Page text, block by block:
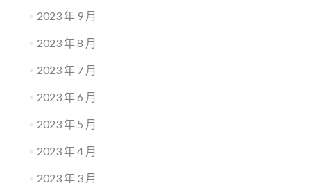
2023 年 9 月
2023 年 8 月
2023 年 7 月
2023 年 6 月
2023 年 5 月
2023 年 4 月
2023 年 3 月